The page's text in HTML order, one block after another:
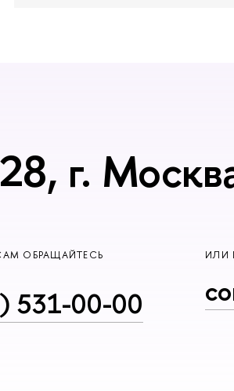
г.
ОБРАЩАЙТЕСЬ
531-00-00
ИЛИ